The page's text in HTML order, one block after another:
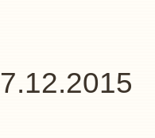
7.12.2015